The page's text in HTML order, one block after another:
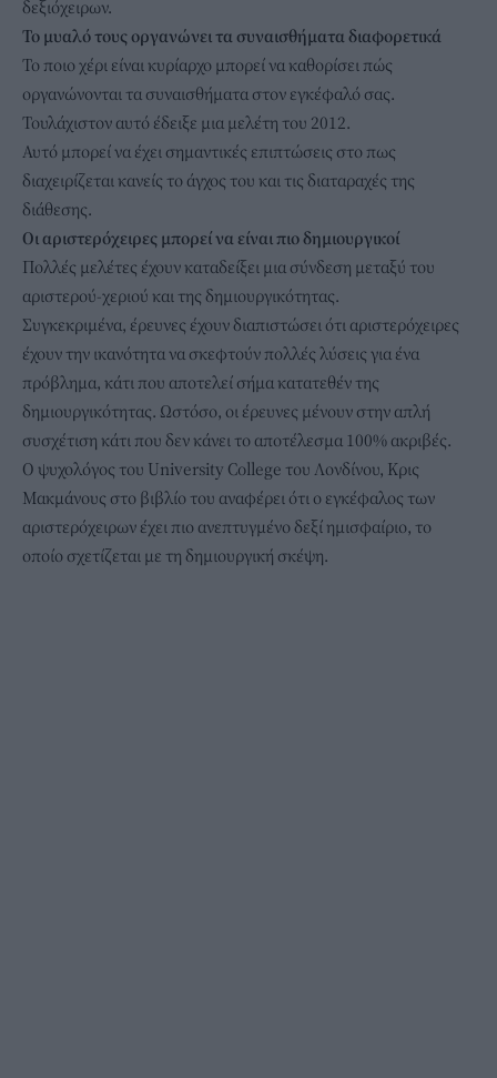
δεξιόχειρων.
Το μυαλό τους οργανώνει τα συναισθήματα διαφορετικά
Το ποιο χέρι είναι κυρίαρχο μπορεί να καθορίσει πώς
οργανώνονται τα συναισθήματα στον εγκέφαλό σας.
Τουλάχιστον αυτό έδειξε μια μελέτη του 2012.
Αυτό μπορεί να έχει σημαντικές επιπτώσεις στο πως
διαχειρίζεται κανείς το άγχος του και τις διαταραχές της
διάθεσης.
Οι αριστερόχειρες μπορεί να είναι πιο δημιουργικοί
Πολλές μελέτες έχουν καταδείξει μια σύνδεση μεταξύ του
αριστερού-χεριού και της δημιουργικότητας.
Συγκεκριμένα, έρευνες έχουν διαπιστώσει ότι αριστερόχειρες
έχουν την ικανότητα να σκεφτούν πολλές λύσεις για ένα
πρόβλημα, κάτι που αποτελεί σήμα κατατεθέν της
δημιουργικότητας. Ωστόσο, οι έρευνες μένουν στην απλή
συσχέτιση κάτι που δεν κάνει το αποτέλεσμα 100% ακριβές.
Ο ψυχολόγος του University College του Λονδίνου, Κρις
Μακμάνους στο βιβλίο του αναφέρει ότι ο εγκέφαλος των
αριστερόχειρων έχει πιο ανεπτυγμένο δεξί ημισφαίριο, το
οποίο σχετίζεται με τη δημιουργική σκέψη.